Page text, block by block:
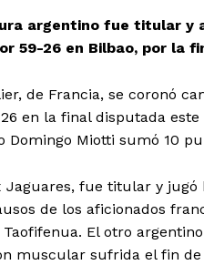
argentino fue titular y
59-26 en Bilbao, por la
de Francia, se coronó
en la final disputada
Domingo Miotti sumó 10
Jaguares, fue titular y
de los aficionados
Taofifenua. El otro
muscular sufrida el fin